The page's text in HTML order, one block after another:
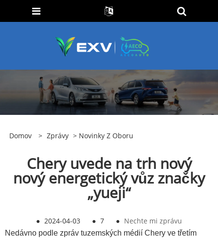
Domov > Zprávy > Novinky Z Oboru
Chery uvede na trh nový
nový energetický vůz značky
„yueji“
● 2024-04-03 ● 7 ● Nechte mi zprávu
Nedávno podle zpráv tuzemských médií Chery ve třetím